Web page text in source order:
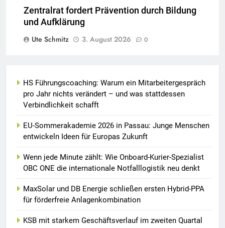
Zentralrat fordert Prävention durch Bildung
und Aufklärung
Ute Schmitz
3. August 2026 0
HS Führungscoaching: Warum ein Mitarbeitergespräch
pro Jahr nichts verändert – und was stattdessen
Verbindlichkeit schafft
EU-Sommerakademie 2026 in Passau: Junge Menschen
entwickeln Ideen für Europas Zukunft
Wenn jede Minute zählt: Wie Onboard-Kurier-Spezialist
OBC ONE die internationale Notfalllogistik neu denkt
MaxSolar und DB Energie schließen ersten Hybrid-PPA
für förderfreie Anlagenkombination
KSB mit starkem Geschäftsverlauf im zweiten Quartal